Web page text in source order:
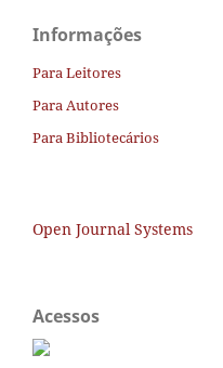
Informações
Para Leitores
Para Autores
Para Bibliotecários
Open Journal Systems
Acessos